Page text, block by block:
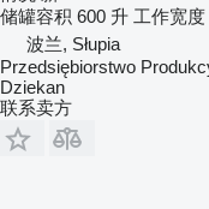
储罐容积 600 升 工作宽度
波兰, Słupia
Przedsiębiorstwo
Dziekan
联系卖方